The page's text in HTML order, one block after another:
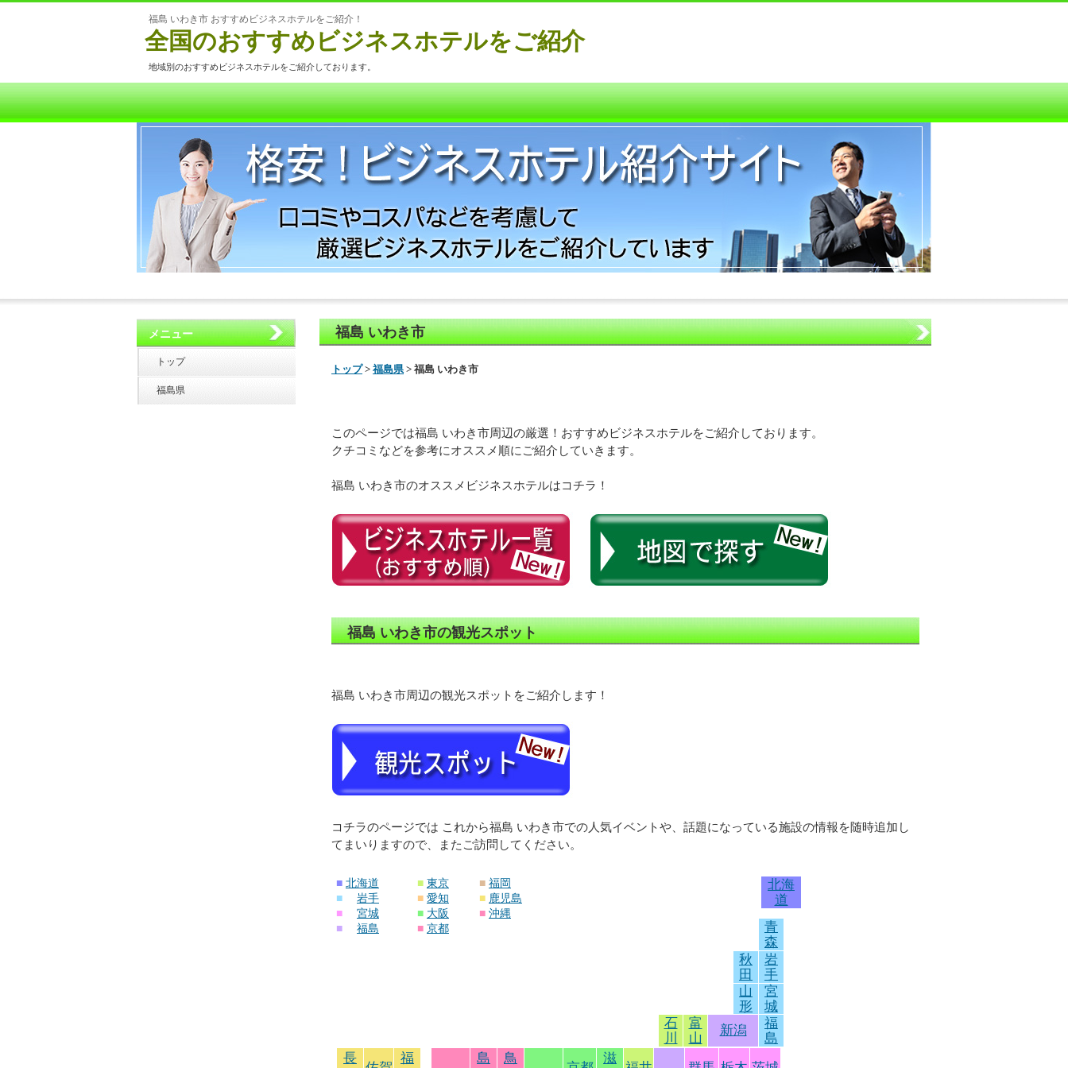
福島 いわき市 おすすめビジネスホテルをご紹介！
全国のおすすめビジネスホテルをご紹介
地域別のおすすめビジネスホテルをご紹介しております。
福島 いわき市
トップ> 福島県> 福島 いわき市
このページでは福島 いわき市周辺の厳選！おすすめビジネスホテルをご紹介しております。
クチコミなどを参考にオススメ順にご紹介していきます。
福島 いわき市のオススメビジネスホテルはコチラ！
福島 いわき市の観光スポット
福島 いわき市周辺の観光スポットをご紹介します！
コチラのページでは これから福島 いわき市での人気イベントや、話題になっている施設の情報を随時追加し
てまいりますので、またご訪問してください。
■ 北海道
■
岩手
■
宮城
■
福島
■ 東京
■ 愛知
■ 大阪
■ 京都
■ 福岡
■ 鹿児島
■ 沖縄
北海
道
青
森
秋
田
岩
手
山
形
宮
城
石
川
富
山
新潟
福
島
長
福 島 鳥 滋
メニュー
トップ
福島県